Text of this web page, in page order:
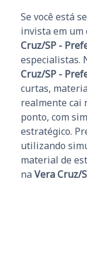
Se você está
invista em
Cruz/SP -
especialistas.
Cruz/SP -
curtas,
realmente cai
ponto, com
estratégico.
utilizando
material de
na Vera Cruz/